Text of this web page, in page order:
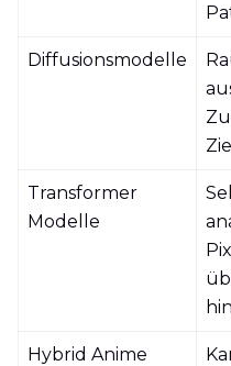
Diffusionsmodelle
Transformer
Modelle
Hybrid Anime